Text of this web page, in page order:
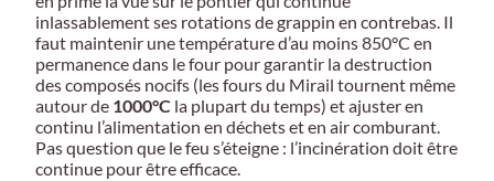
inlassablement ses rotations de grappin en contrebas. Il
faut maintenir une température d’au moins 850°C en
permanence dans le four pour garantir la destruction
des composés nocifs (les fours du Mirail tournent même
autour de 1000°C la plupart du temps) et ajuster en
continu l’alimentation en déchets et en air comburant.
Pas question que le feu s’éteigne : l’incinération doit être
continue pour être efficace.